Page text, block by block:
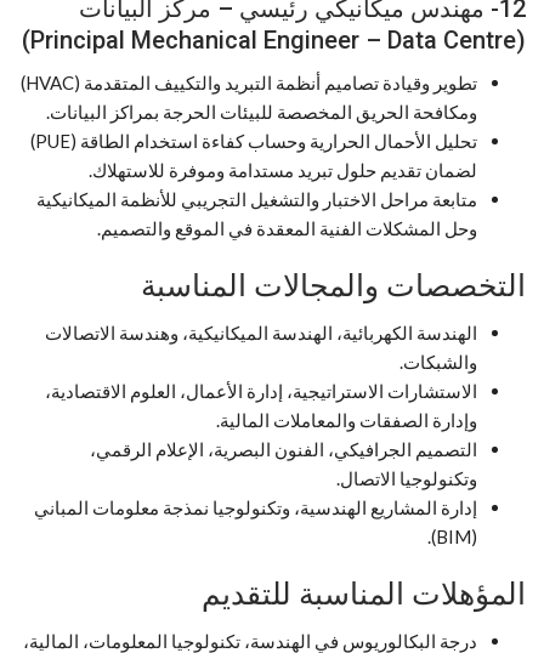
12- مهندس ميكانيكي رئيسي – مركز البيانات
(Principal Mechanical Engineer – Data Centre)
تطوير وقيادة تصاميم أنظمة التبريد والتكييف المتقدمة (HVAC)
ومكافحة الحريق المخصصة للبيئات الحرجة بمراكز البيانات.
تحليل الأحمال الحرارية وحساب كفاءة استخدام الطاقة (PUE)
لضمان تقديم حلول تبريد مستدامة وموفرة للاستهلاك.
متابعة مراحل الاختبار والتشغيل التجريبي للأنظمة الميكانيكية
وحل المشكلات الفنية المعقدة في الموقع والتصميم.
التخصصات والمجالات المناسبة
الهندسة الكهربائية، الهندسة الميكانيكية، وهندسة الاتصالات
والشبكات.
الاستشارات الاستراتيجية، إدارة الأعمال، العلوم الاقتصادية،
وإدارة الصفقات والمعاملات المالية.
التصميم الجرافيکي، الفنون البصرية، الإعلام الرقمي،
وتكنولوجيا الاتصال.
إدارة المشاريع الهندسية، وتكنولوجيا نمذجة معلومات المباني
(BIM).
المؤهلات المناسبة للتقديم
درجة البكالوريوس في الهندسة، تكنولوجيا المعلومات، المالية،